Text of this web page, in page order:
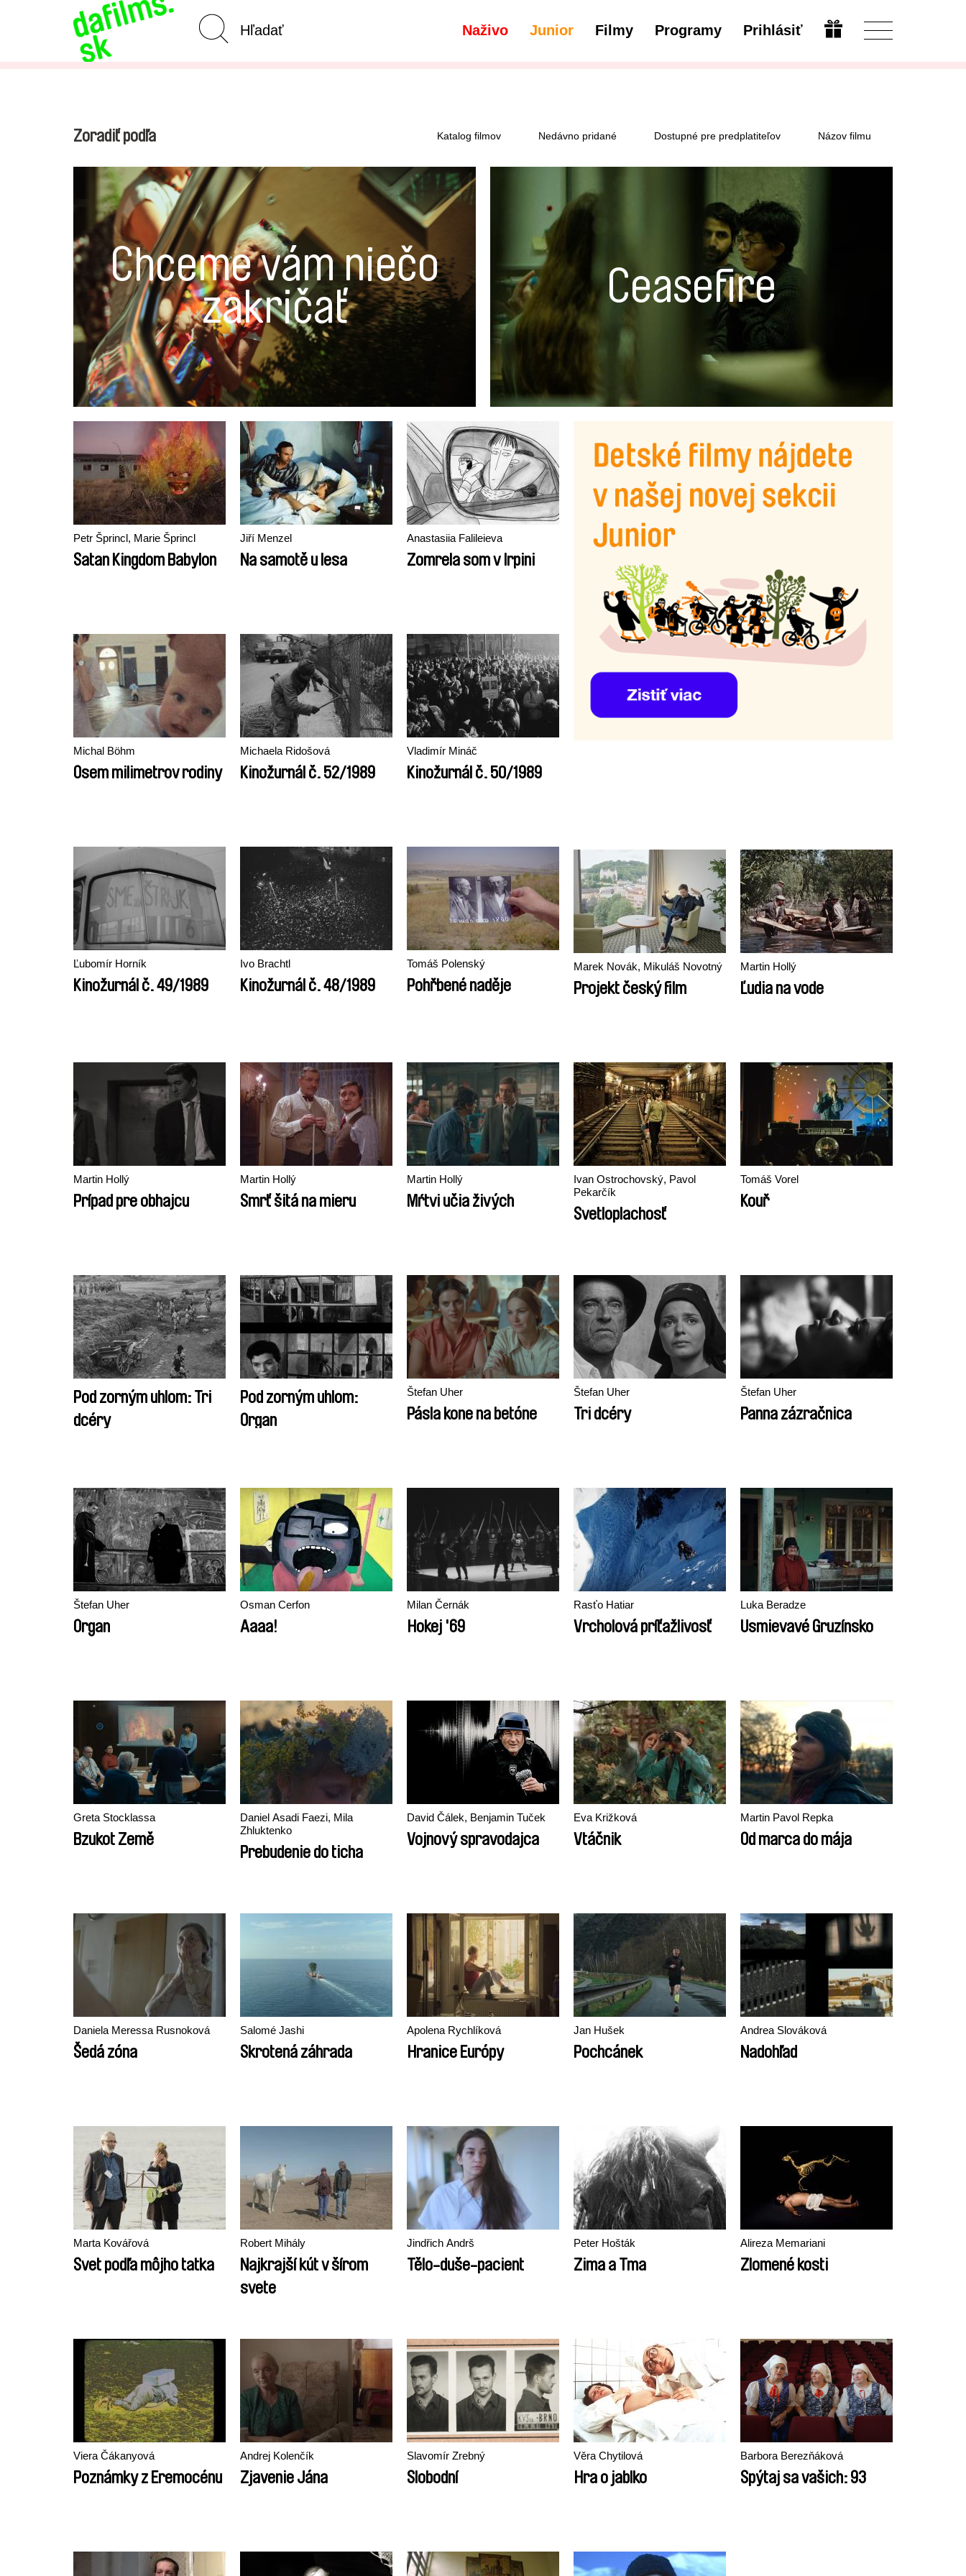
Naživo Junior Filmy Programy Prihlásiť
Pokročilé vyhľadávanie Otvoriť
Zoradiť podľa Katalog filmov Nedávno pridané Dostupné pre predplatiteľov Názov filmu
Chceme vám niečo
zakričať
Ceasefire
Petr Šprincl, Marie Šprincl
Satan Kingdom Babylon
Jiří Menzel
Na samotě u lesa
Anastasiia Falileieva
Zomrela som v Irpini
Michal Böhm
Osem milimetrov rodiny
Michaela Ridošová
Kinožurnál č. 52/1989
Vladimír Mináč
Kinožurnál č. 50/1989
Ľubomír Horník
Kinožurnál č. 49/1989
Ivo Brachtl
Kinožurnál č. 48/1989
Tomáš Polenský
Pohřbené naděje
Marek Novák, Mikuláš Novotný
Projekt český film
Martin Hollý
Ľudia na vode
Martin Hollý
Prípad pre obhajcu
Martin Hollý
Smrť šitá na mieru
Martin Hollý
Mŕtvi učia živých
Ivan Ostrochovský, Pavol
Pekarčík
Svetloplachosť
Tomáš Vorel
Kouř
Pod zorným uhlom: Tri
dcéry
Pod zorným uhlom:
Organ
Štefan Uher
Pásla kone na betóne
Štefan Uher
Tri dcéry
Štefan Uher
Panna zázračnica
Štefan Uher
Organ
Osman Cerfon
Aaaa!
Milan Černák
Hokej '69
Rasťo Hatiar
Vrcholová príťažlivosť
Luka Beradze
Usmievavé Gruzínsko
Greta Stocklassa
Bzukot Země
Daniel Asadi Faezi, Mila
Zhluktenko
Prebudenie do ticha
David Čálek, Benjamin Tuček
Vojnový spravodajca
Eva Križková
Vtáčnik
Martin Pavol Repka
Od marca do mája
Daniela Meressa Rusnoková
Šedá zóna
Salomé Jashi
Skrotená záhrada
Apolena Rychlíková
Hranice Európy
Jan Hušek
Pochcánek
Andrea Slováková
Nadohľad
Marta Kovářová
Svet podľa môjho tatka
Robert Mihály
Najkrajší kút v šírom
svete
Jindřich Andrš
Tělo-duše-pacient
Peter Hošták
Zima a Tma
Alireza Memariani
Zlomené kosti
Viera Čákanyová
Poznámky z Eremocénu
Andrej Kolenčík
Zjavenie Jána
Slavomír Zrebný
Slobodní
Věra Chytilová
Hra o jablko
Barbora Berezňáková
Spýtaj sa vašich: 93